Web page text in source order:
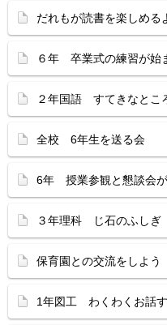
だれもが読書を楽しめる
６年 卒業式の練習が始
２年国語 すてきなとこ
全校 6年生を送る会
6年 授業参観と懇談会
３年理科 じ石のふしぎ
保育園との交流をしよう
1年図工 わくわくお話す